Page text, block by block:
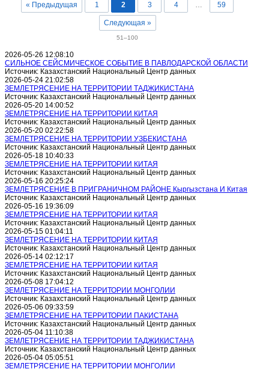
« Предыдущая 1 2 3 4 … 59
Следующая »
51–100
2026-05-26 12:08:10
СИЛЬНОЕ СЕЙСМИЧЕСКОЕ СОБЫТИЕ В ПАВЛОДАРСКОЙ ОБЛАСТИ
Источник: Казахстанский Национальный Центр данных
2026-05-24 21:02:58
ЗЕМЛЕТРЯСЕНИЕ НА ТЕРРИТОРИИ ТАДЖИКИСТАНА
Источник: Казахстанский Национальный Центр данных
2026-05-20 14:00:52
ЗЕМЛЕТРЯСЕНИЕ НА ТЕРРИТОРИИ КИТАЯ
Источник: Казахстанский Национальный Центр данных
2026-05-20 02:22:58
ЗЕМЛЕТРЯСЕНИЕ НА ТЕРРИТОРИИ УЗБЕКИСТАНА
Источник: Казахстанский Национальный Центр данных
2026-05-18 10:40:33
ЗЕМЛЕТРЯСЕНИЕ НА ТЕРРИТОРИИ КИТАЯ
Источник: Казахстанский Национальный Центр данных
2026-05-16 20:25:24
ЗЕМЛЕТРЯСЕНИЕ В ПРИГРАНИЧНОМ РАЙОНЕ Кыргызстана И Китая
Источник: Казахстанский Национальный Центр данных
2026-05-16 19:36:09
ЗЕМЛЕТРЯСЕНИЕ НА ТЕРРИТОРИИ КИТАЯ
Источник: Казахстанский Национальный Центр данных
2026-05-15 01:04:11
ЗЕМЛЕТРЯСЕНИЕ НА ТЕРРИТОРИИ КИТАЯ
Источник: Казахстанский Национальный Центр данных
2026-05-14 02:12:17
ЗЕМЛЕТРЯСЕНИЕ НА ТЕРРИТОРИИ КИТАЯ
Источник: Казахстанский Национальный Центр данных
2026-05-08 17:04:12
ЗЕМЛЕТРЯСЕНИЕ НА ТЕРРИТОРИИ МОНГОЛИИ
Источник: Казахстанский Национальный Центр данных
2026-05-06 09:33:59
ЗЕМЛЕТРЯСЕНИЕ НА ТЕРРИТОРИИ ПАКИСТАНА
Источник: Казахстанский Национальный Центр данных
2026-05-04 11:10:38
ЗЕМЛЕТРЯСЕНИЕ НА ТЕРРИТОРИИ ТАДЖИКИСТАНА
Источник: Казахстанский Национальный Центр данных
2026-05-04 05:05:51
ЗЕМЛЕТРЯСЕНИЕ НА ТЕРРИТОРИИ МОНГОЛИИ